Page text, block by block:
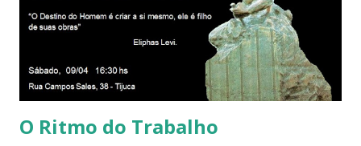
presença aqui: é a presença da Harmonia, que faz vibrar
todos os corações de Felicidade e Alegria. Quem quer que
aqui entre, sentirá as vibrações da Divina Harmonia. Há uma
só presença aqui: é a...
O Ritmo do Trabalho